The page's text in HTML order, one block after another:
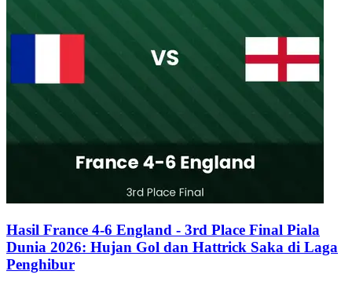
Hasil France 4-6 England - 3rd Place Final Piala
Dunia 2026: Hujan Gol dan Hattrick Saka di Laga
Penghibur